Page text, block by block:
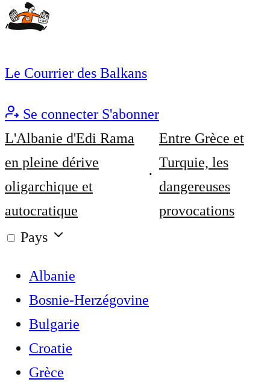
Le Courrier des Balkans
Se connecter S'abonner
L'Albanie d'Edi Rama
en pleine dérive
oligarchique et
autocratique
Entre Grèce et
Turquie, les
dangereuses
provocations
Pays
Albanie
Bosnie-Herzégovine
Bulgarie
Croatie
Grèce